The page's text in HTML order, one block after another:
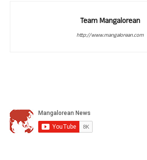
Team Mangalorean
http://www.mangalorean.com